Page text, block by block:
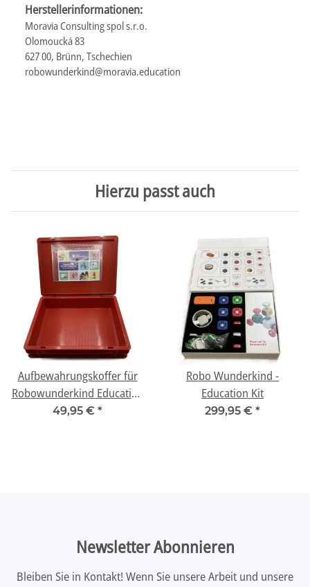
Herstellerinformationen:
Moravia Consulting spol s.r.o.
Olomoucká 83
627 00, Brünn, Tschechien
robowunderkind@moravia.education
Hierzu passt auch
Aufbewahrungskoffer für
Robowunderkind Education
/Erweiterung
49,95 € *
Robo Wunderkind -
Education Kit
299,95 € *
Newsletter Abonnieren
Bleiben Sie in Kontakt! Wenn Sie unsere Arbeit und unsere